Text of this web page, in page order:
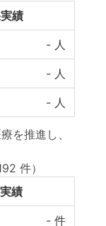
績
- 人
- 人
- 人
を推進し、
件）
績
- 件